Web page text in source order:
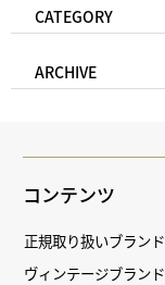
CATEGORY
ARCHIVE
コンテンツ
正規取り扱いブランド
ヴィンテージブランド